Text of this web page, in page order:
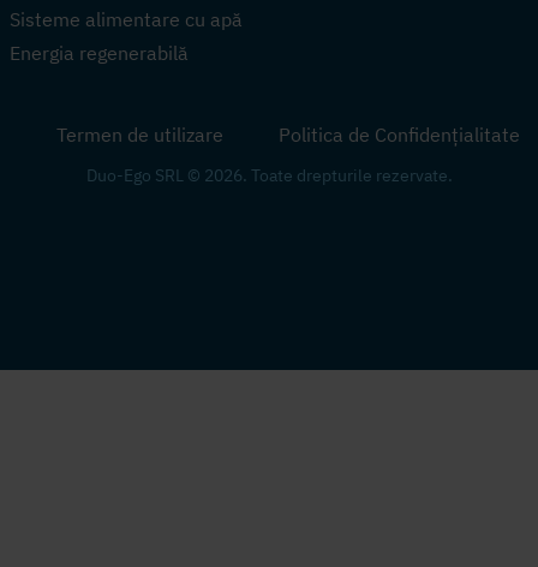
Sisteme alimentare cu apă
Energia regenerabilă
Duo-Ego SRL © 2026. Toate drepturile rezervate.
Termen de utilizare Politica de Confidențialitate